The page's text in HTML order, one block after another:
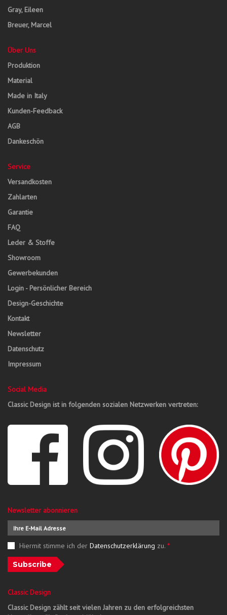
Gray, Eileen
Breuer, Marcel
Über Uns
Produktion
Material
Made in Italy
Kunden-Feedback
AGB
Dankeschön
Service
Versandkosten
Zahlarten
Garantie
FAQ
Leder & Stoffe
Showroom
Gewerbekunden
Login - Persönlicher Bereich
Design-Geschichte
Kontakt
Newsletter
Datenschutz
Impressum
Social Media
Classic Design ist in folgenden sozialen Netzwerken vertreten:
Newsletter abonnieren
Hiermit stimme ich der Datenschutzerklärung zu. *
Subscribe
Classic Design
Classic Design zählt seit vielen Jahren zu den erfolgreichsten